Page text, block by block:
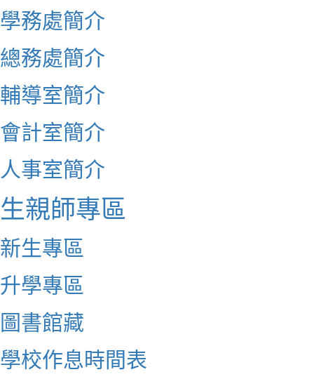
學務處簡介
總務處簡介
輔導室簡介
會計室簡介
人事室簡介
生親師專區
新生專區
升學專區
圖書館藏
學校作息時間表